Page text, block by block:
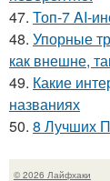
47. Топ-7 AI-
48. Упорные
как внешне,
49. Какие
названиях
50. 8 Лучших
© 2026 Лайфхаки